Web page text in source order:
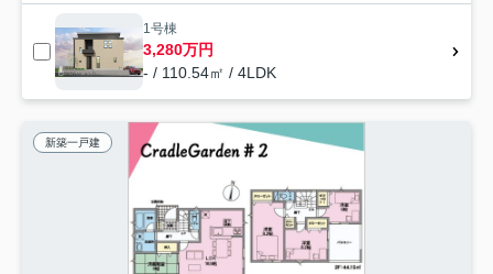
1号棟
3,280万円
- / 110.54㎡ / 4LDK
新築一戸建